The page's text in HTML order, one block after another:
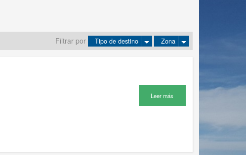
Filtrar por Tipo de destino Zona
Leer más